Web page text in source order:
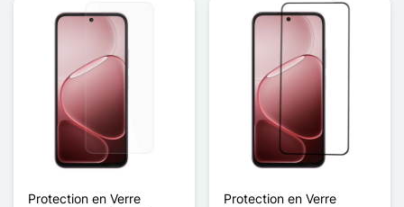
Protection en Verre
Protection en Verre